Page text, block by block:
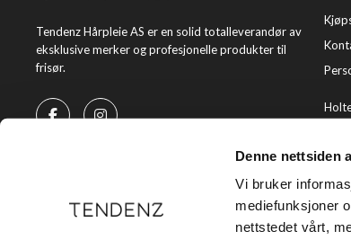
Denne nettsiden
Vi bruker
mediefunksjoner
nettstedet vårt,
Tendenz Hårpleie AS er en solid totalleverandør av
eksklusive merker og profesjonelle produkter til
frisør.
E-